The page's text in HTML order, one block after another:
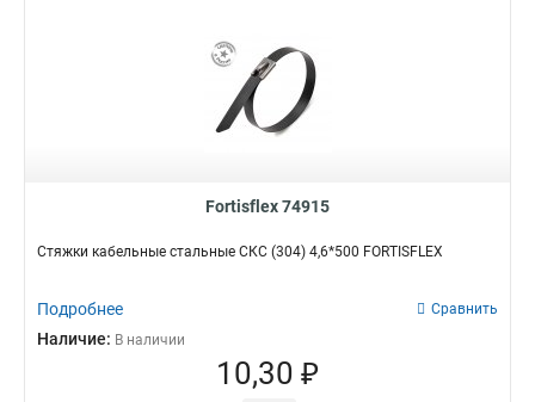
Fortisflex 74915
Стяжки кабельные стальные СКС (304) 4,6*500 FORTISFLEX
Подробнее Сравнить
Наличие: В наличии
10,30 ₽